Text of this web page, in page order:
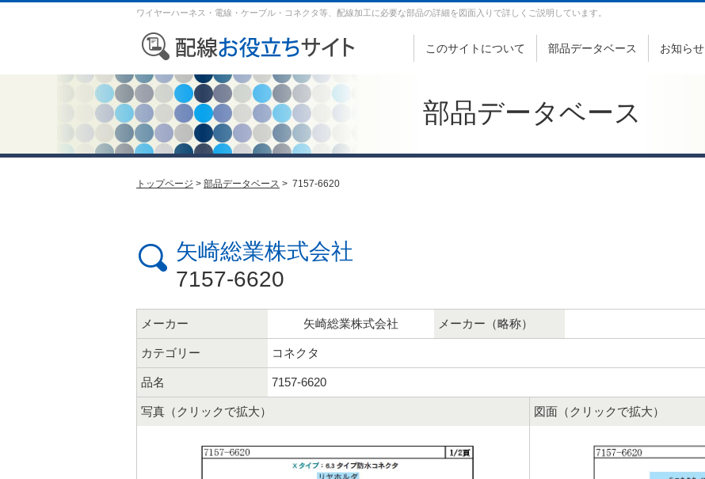
ワイヤーハーネス・電線・ケーブル・コネクタ等、配線加工に必要な部品の詳細を図面入りで詳しくご説明しています。
このサイトについて 部品データベース お知らせ
部品データベース
トップページ > 部品データベース > 7157-6620
矢崎総業株式会社
7157-6620
メーカー 矢崎総業株式会社 メーカー（略称）
カテゴリー コネクタ
品名 7157-6620
写真（クリックで拡大） 図面（クリックで拡大）